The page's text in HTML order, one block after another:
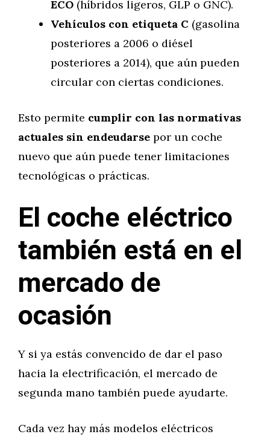
ECO (híbridos ligeros, GLP o GNC).
Vehículos con etiqueta C (gasolina
posteriores a 2006 o diésel
posteriores a 2014), que aún pueden
circular con ciertas condiciones.
Esto permite cumplir con las normativas
actuales sin endeudarse por un coche
nuevo que aún puede tener limitaciones
tecnológicas o prácticas.
El coche eléctrico
también está en el
mercado de
ocasión
Y si ya estás convencido de dar el paso
hacia la electrificación, el mercado de
segunda mano también puede ayudarte.
Cada vez hay más modelos eléctricos